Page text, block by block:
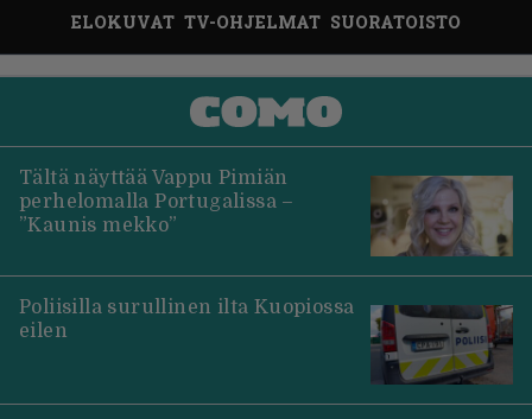
ELOKUVAT TV-OHJELMAT SUORATOISTO
Tältä näyttää Vappu Pimiän
perhelomalla Portugalissa –
”Kaunis mekko”
Poliisilla surullinen ilta Kuopiossa
eilen